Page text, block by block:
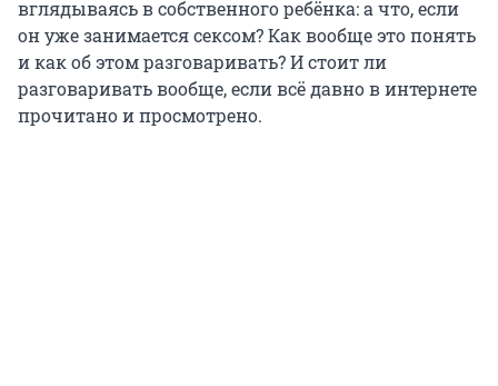
вглядываясь в собственного ребёнка: а что, если
он уже занимается сексом? Как вообще это понять
и как об этом разговаривать? И стоит ли
разговаривать вообще, если всё давно в интернете
прочитано и просмотрено.